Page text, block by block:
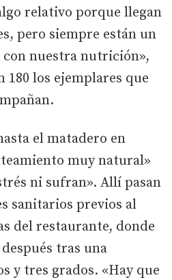
relativo porque llegan
pero siempre están un
nuestra nutrición»,
los ejemplares que
el matadero en
muy natural»
ni sufran». Allí pasan
sanitarios previos al
del restaurante, donde
tras una
y tres grados. «Hay que